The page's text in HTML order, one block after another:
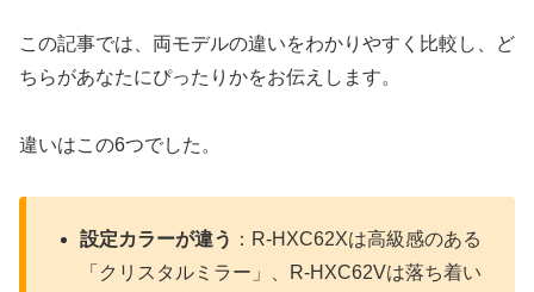
この記事では、両モデルの違いをわかりやすく比較し、ど
ちらがあなたにぴったりかをお伝えします。
違いはこの6つでした。
設定カラーが違う ：R-HXC62Xは高級感のある
「クリスタルミラー」、R-HXC62Vは落ち着い